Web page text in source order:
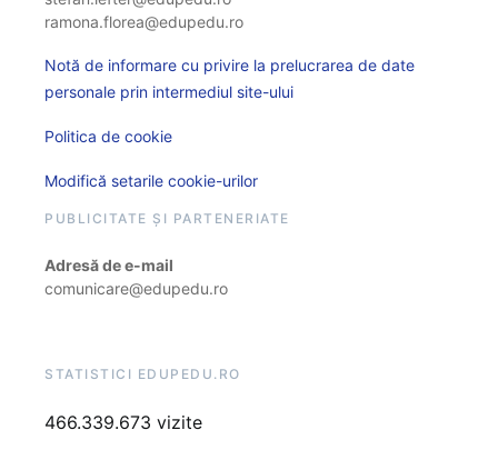
ramona.florea@edupedu.ro
Notă de informare cu privire la prelucrarea de date
personale prin intermediul site-ului
Politica de cookie
Modifică setarile cookie-urilor
PUBLICITATE ȘI PARTENERIATE
Adresă de e-mail
comunicare@edupedu.ro
STATISTICI EDUPEDU.RO
466.339.673 vizite